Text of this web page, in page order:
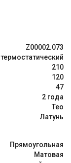
Z00002.073
210
120
47
2 года
Teo
Латунь
Прямоугольная
Матовая